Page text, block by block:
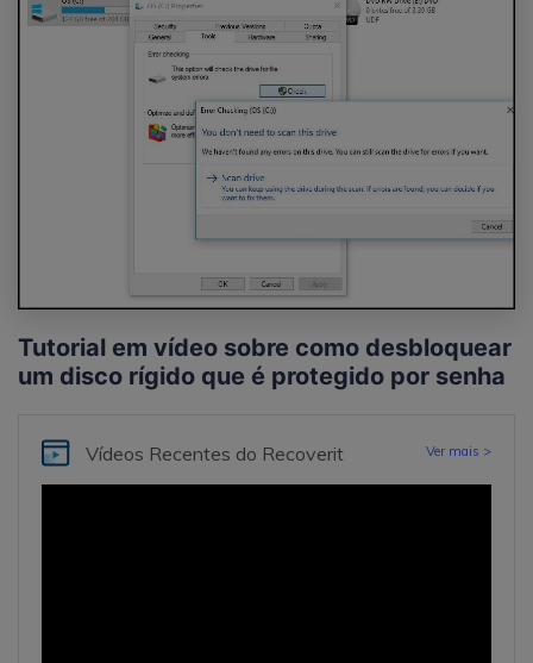
Tutorial em vídeo sobre como desbloquear
um disco rígido que é protegido por senha
Vídeos Recentes do Recoverit Ver mais >